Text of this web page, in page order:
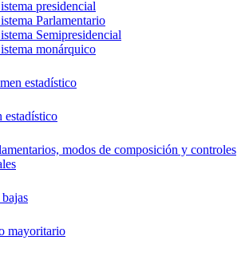
presidencial
Parlamentario
Semipresidencial
monárquico
estadístico
estadístico
modos de composición y controles
mayoritario